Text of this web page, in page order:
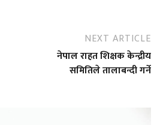
NEXT ARTICLE
नेपाल राहत शिक्षक केन्द्रीय
समितिले तालाबन्दी गर्ने